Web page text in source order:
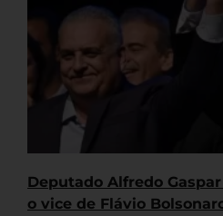
Deputado Alfredo
o vice de Flávio